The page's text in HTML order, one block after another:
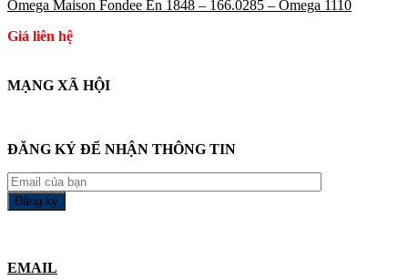
Omega Maison Fondee En 1848 – 166.0285 – Omega 1110
Giá liên hệ
MẠNG XÃ HỘI
ĐĂNG KÝ ĐỂ NHẬN THÔNG TIN
EMAIL